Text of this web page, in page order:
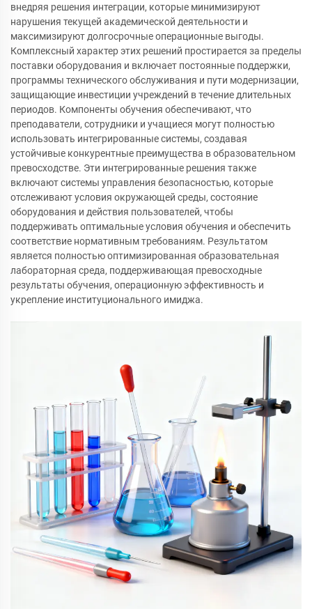
внедряя решения интеграции, которые минимизируют
нарушения текущей академической деятельности и
максимизируют долгосрочные операционные выгоды.
Комплексный характер этих решений простирается за пределы
поставки оборудования и включает постоянные поддержки,
программы технического обслуживания и пути модернизации,
защищающие инвестиции учреждений в течение длительных
периодов. Компоненты обучения обеспечивают, что
преподаватели, сотрудники и учащиеся могут полностью
использовать интегрированные системы, создавая
устойчивые конкурентные преимущества в образовательном
превосходстве. Эти интегрированные решения также
включают системы управления безопасностью, которые
отслеживают условия окружающей среды, состояние
оборудования и действия пользователей, чтобы
поддерживать оптимальные условия обучения и обеспечить
соответствие нормативным требованиям. Результатом
является полностью оптимизированная образовательная
лабораторная среда, поддерживающая превосходные
результаты обучения, операционную эффективность и
укрепление институционального имиджа.